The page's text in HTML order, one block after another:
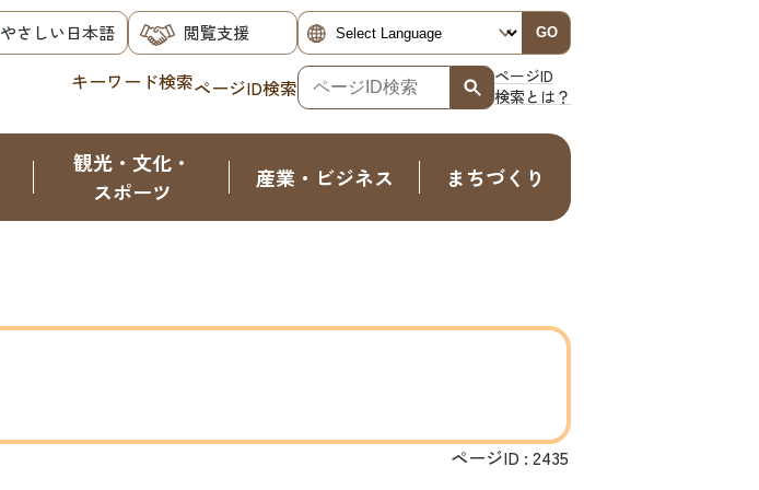
やさしい日本語 閲覧支援 GO
キーワード検索ページID検索
ページID
検索とは？
観光・文化・
スポーツ
産業・ビジネス まちづくり
ページID : 2435